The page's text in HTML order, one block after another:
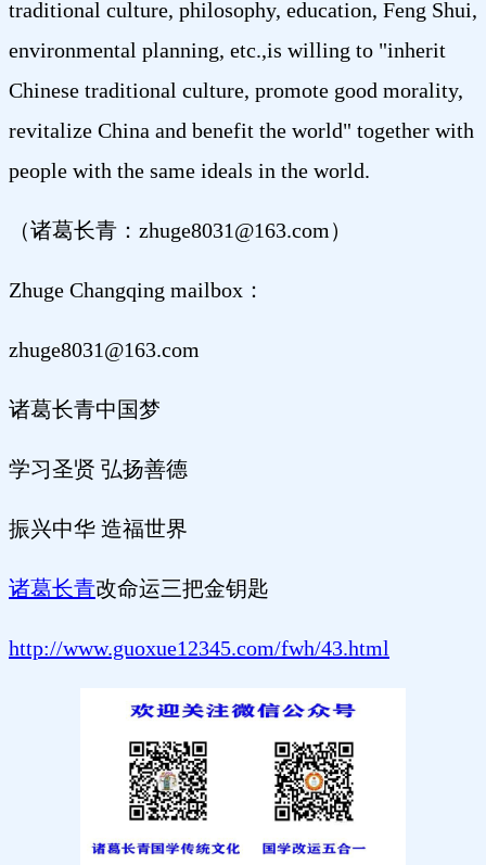
traditional culture, philosophy, education, Feng Shui,
environmental planning, etc.,is willing to "inherit
Chinese traditional culture, promote good morality,
revitalize China and benefit the world" together with
people with the same ideals in the world.
（诸葛长青：zhuge8031@163.com）
Zhuge Changqing mailbox：
zhuge8031@163.com
诸葛长青中国梦
学习圣贤 弘扬善德
振兴中华 造福世界
诸葛长青改命运三把金钥匙
http://www.guoxue12345.com/fwh/43.html